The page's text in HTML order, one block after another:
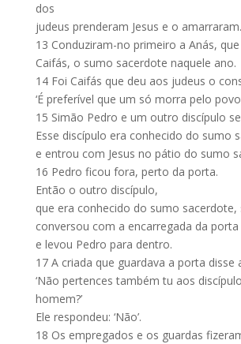
dos
judeus prenderam Jesus e o amarraram.
13 Conduziram-no primeiro a Anás,
Caifás, o sumo sacerdote naquele ano.
14 Foi Caifás que deu aos judeus o
‘É preferível que um só morra pelo
15 Simão Pedro e um outro discípulo
Esse discípulo era conhecido do sumo
e entrou com Jesus no pátio do sumo
16 Pedro ficou fora, perto da porta.
Então o outro discípulo,
que era conhecido do sumo sacerdote,
conversou com a encarregada da porta
e levou Pedro para dentro.
17 A criada que guardava a porta disse
‘Não pertences também tu aos
homem?’
Ele respondeu: ‘Não’.
18 Os empregados e os guardas